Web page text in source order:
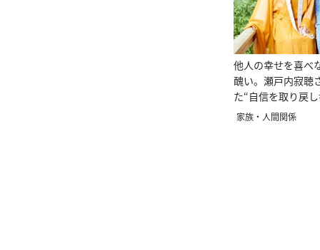
他人の幸せを喜べ
醜い。瀬戸内寂聴
た“自信を取り戻
法”
家族・人間関係